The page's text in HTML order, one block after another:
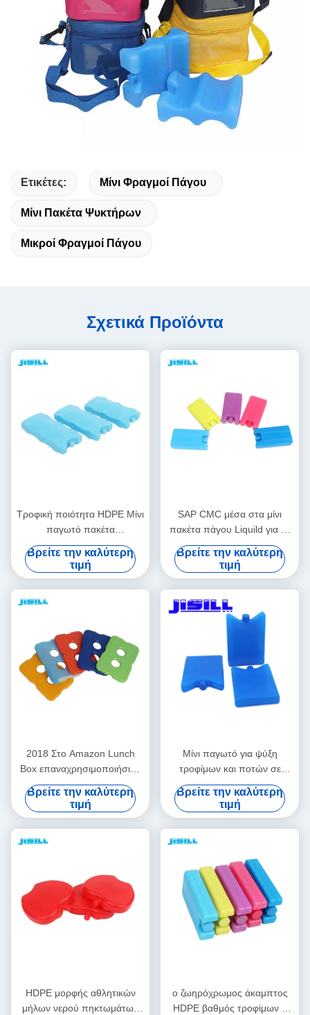
Ετικέτες: Μίνι Φραγμοί Πάγου
Μίνι Πακέτα Ψυκτήρων
Μικροί Φραγμοί Πάγου
Σχετικά Προϊόντα
Τροφική ποιότητα HDPE Μίνι
παγωτό πακέτα
Προσαρμόσιμο σχήμα/
χρώμα/μέγεθος/εκτύπωση/
συσκευασία 15-20 ημέρες
παράδοση
Βρείτε την καλύτερη
τιμή
SAP CMC μέσα στα μίνι
πακέτα πάγου Liquild για τα
παιδιά 10,8 * 5,8 * 2cm
Βρείτε την καλύτερη
τιμή
2018 Στο Amazon Lunch
Box επαναχρησιμοποιήσιμο
ψυγείο ποιότητας τροφίμων
σκληρό αδύναμο παγωτό για
σακούλα με φαγητό
Διαφανής εμφάνιση
Βρείτε την καλύτερη
τιμή
Μίνι παγωτό για ψύξη
τροφίμων και ποτών σε
κουτιά μεσημεριανού
γεύματος Πικνίκ και άλλα
πολλαπλότυπα φορητά και
επαναχρησιμοποιήσιμα για
κατασκήνωση Αλιεία και
ποτό
Βρείτε την καλύτερη
τιμή
HDPE μορφής αθλητικών
μήλων νερού πηκτωμάτων
ο ζωηρόχρωμος άκαμπτος
HDPE βαθμός τροφίμων η